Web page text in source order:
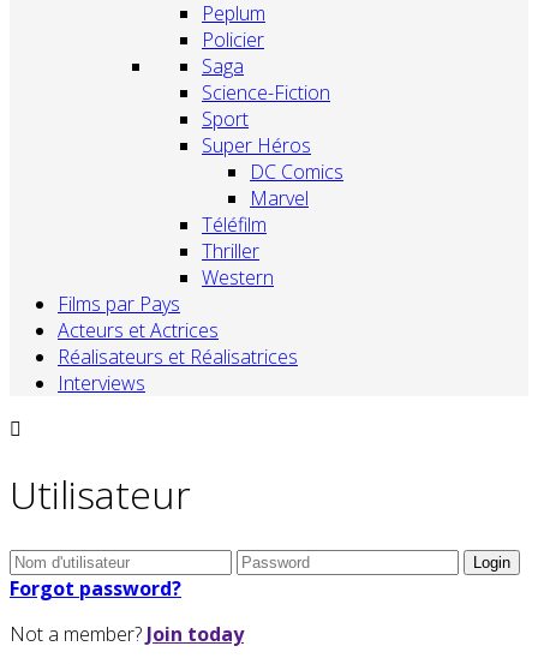
Peplum
Policier
Saga
Science-Fiction
Sport
Super Héros
DC Comics
Marvel
Téléfilm
Thriller
Western
Films par Pays
Acteurs et Actrices
Réalisateurs et Réalisatrices
Interviews
Utilisateur
Forgot password?
Not a member? Join today